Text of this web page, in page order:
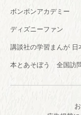
ボンボンアカデミー
ディズニーファン
講談社の学習まんが 日
本とあそぼう 全国訪